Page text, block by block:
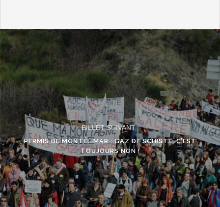
BILLET SUIVANT :
PERMIS DE MONTÉLIMAR : GAZ DE SCHISTE, C’EST
TOUJOURS NON !